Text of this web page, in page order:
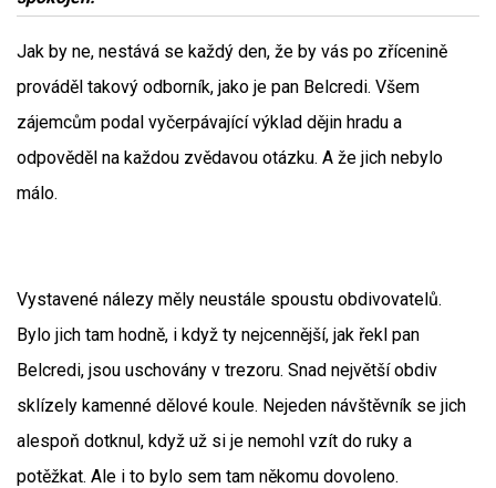
Jak by ne, nestává se každý den, že by vás po zřícenině
prováděl takový odborník, jako je pan Belcredi. Všem
zájemcům podal vyčerpávající výklad dějin hradu a
odpověděl na každou zvědavou otázku. A že jich nebylo
málo.
Vystavené nálezy měly neustále spoustu obdivovatelů.
Bylo jich tam hodně, i když ty nejcennější, jak řekl pan
Belcredi, jsou uschovány v trezoru. Snad největší obdiv
sklízely kamenné dělové koule. Nejeden návštěvník se jich
alespoň dotknul, když už si je nemohl vzít do ruky a
potěžkat. Ale i to bylo sem tam někomu dovoleno.